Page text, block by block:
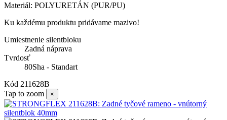
Materiál: POLYURETÁN (PUR/PU)
Ku každému produktu pridávame mazivo!
Umiestnenie silentbloku
Zadná náprava
Tvrdosť
80Sha - Standart
Kód 211628B
Tap to zoom
×